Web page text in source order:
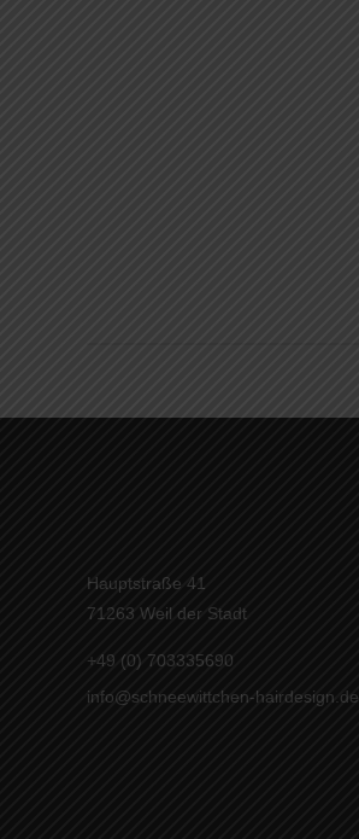
Hauptstraße 41
71263 Weil der Stadt
+49 (0) 703335690
info@schneewittchen-hairdesign.de